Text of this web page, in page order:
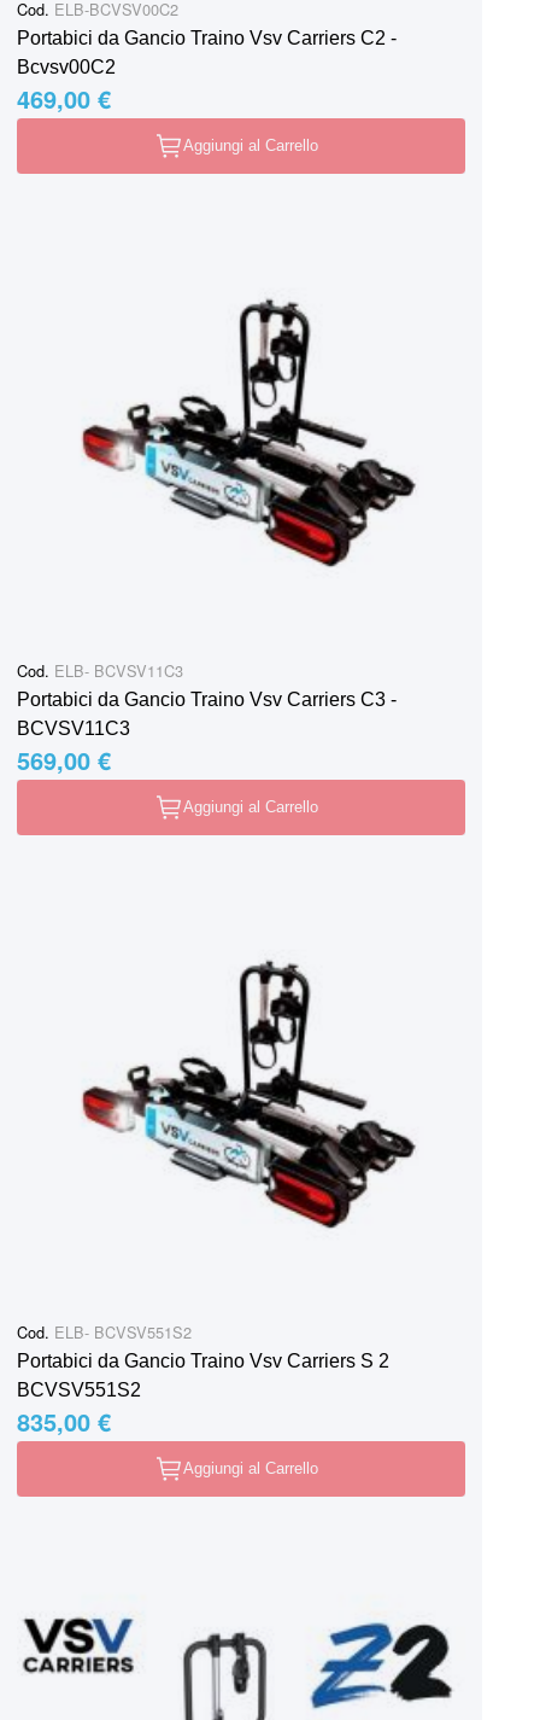
Cod. ELB-BCVSV00C2
Portabici da Gancio Traino Vsv Carriers C2 -
Bcvsv00C2
469,00 €
Aggiungi al Carrello
Cod. ELB- BCVSV11C3
Portabici da Gancio Traino Vsv Carriers C3 -
BCVSV11C3
569,00 €
Aggiungi al Carrello
Cod. ELB- BCVSV551S2
Portabici da Gancio Traino Vsv Carriers S 2
BCVSV551S2
835,00 €
Aggiungi al Carrello